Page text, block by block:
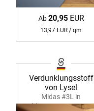
Ab20,95EUR
13,97 EUR / qm
Verdunklungsstoff
von Lysel
Midas #3L in
blassorange 37077